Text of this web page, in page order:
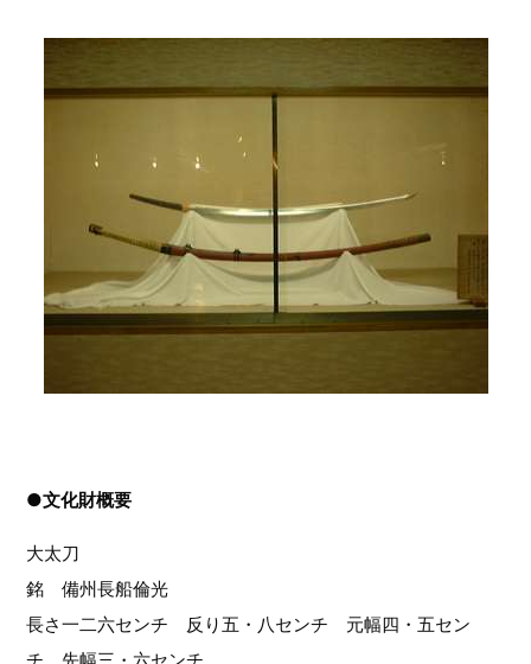
●文化財概要
大太刀
銘 備州長船倫光
長さ一二六センチ 反り五・八センチ 元幅四・五セン